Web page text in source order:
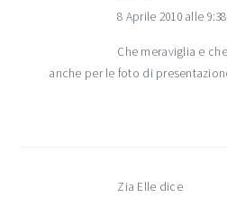
8 Aprile 2010 alle 9:38
Che meraviglia e
anche per le foto di
Zia Elle dice